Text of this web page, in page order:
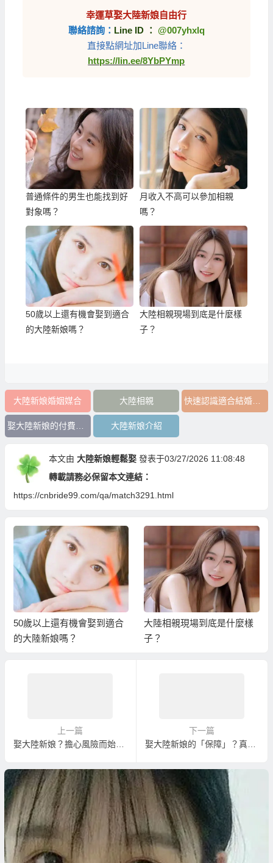
幸運草娶大陸新娘自由行
聯絡諮詢： Line ID ： @007yhxlq
直接點網址加Line聯絡：
https://lin.ee/8YbPYmp
普通條件的男生也能找到好
對象嗎？
月收入不高可以參加相親
嗎？
50歲以上還有機會娶到適合
的大陸新娘嗎？
大陸相親現場到底是什麼樣
子？
大陸新娘婚姻媒合 大陸相親
大陸新娘介紹
本文由 大陸新娘輕鬆娶 發表于03/27/2026 11:08:48
轉載請務必保留本文連結：
https://cnbride99.com/qa/match3291.html
50歲以上還有機會娶到適合
的大陸新娘嗎？
大陸相親現場到底是什麼樣
子？
上一篇
娶大陸新娘？擔心風險而始終沒有行動？
下一篇
娶大陸新娘的「保障」？真正的保障是來自於「你可以無壓力自由選擇」！